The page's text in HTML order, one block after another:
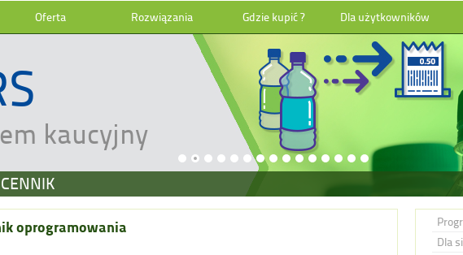
Oferta Rozwiązania Gdzie kupić ? Dla użytkowników
kaucyjny
oprogramowania
Dla